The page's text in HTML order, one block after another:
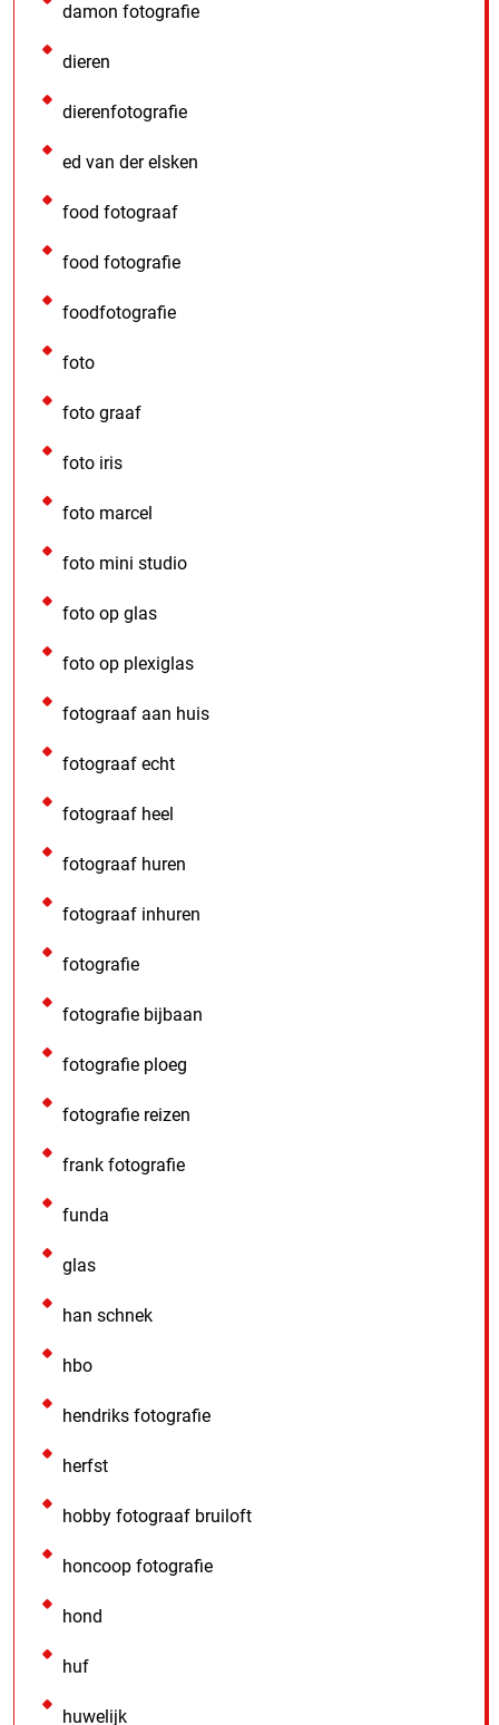
damon fotografie
dieren
dierenfotografie
ed van der elsken
food fotograaf
food fotografie
foodfotografie
foto
foto graaf
foto iris
foto marcel
foto mini studio
foto op glas
foto op plexiglas
fotograaf aan huis
fotograaf echt
fotograaf heel
fotograaf huren
fotograaf inhuren
fotografie
fotografie bijbaan
fotografie ploeg
fotografie reizen
frank fotografie
funda
glas
han schnek
hbo
hendriks fotografie
herfst
hobby fotograaf bruiloft
honcoop fotografie
hond
huf
huwelijk